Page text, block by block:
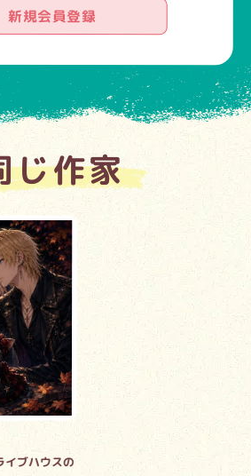
新規会員登録
じ作家
イブハウスの